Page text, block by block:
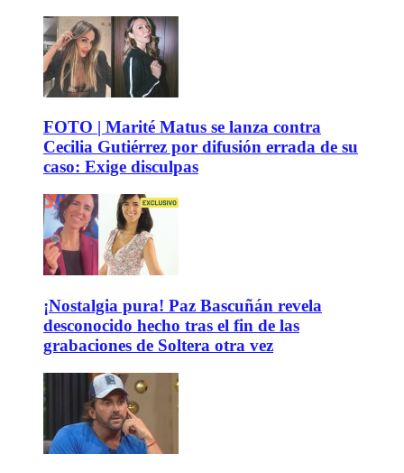
FOTO | Marité Matus se lanza contra
Cecilia Gutiérrez por difusión errada de su
caso: Exige disculpas
¡Nostalgia pura! Paz Bascuñán revela
desconocido hecho tras el fin de las
grabaciones de Soltera otra vez